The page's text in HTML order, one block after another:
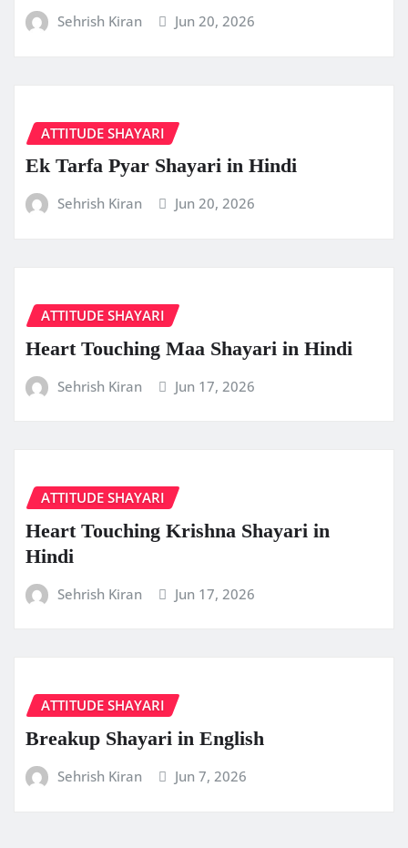
Sehrish Kiran Jun 20, 2026
ATTITUDE SHAYARI
Ek Tarfa Pyar Shayari in Hindi
Sehrish Kiran Jun 20, 2026
ATTITUDE SHAYARI
Heart Touching Maa Shayari in Hindi
Sehrish Kiran Jun 17, 2026
ATTITUDE SHAYARI
Heart Touching Krishna Shayari in
Hindi
Sehrish Kiran Jun 17, 2026
ATTITUDE SHAYARI
Breakup Shayari in English
Sehrish Kiran Jun 7, 2026